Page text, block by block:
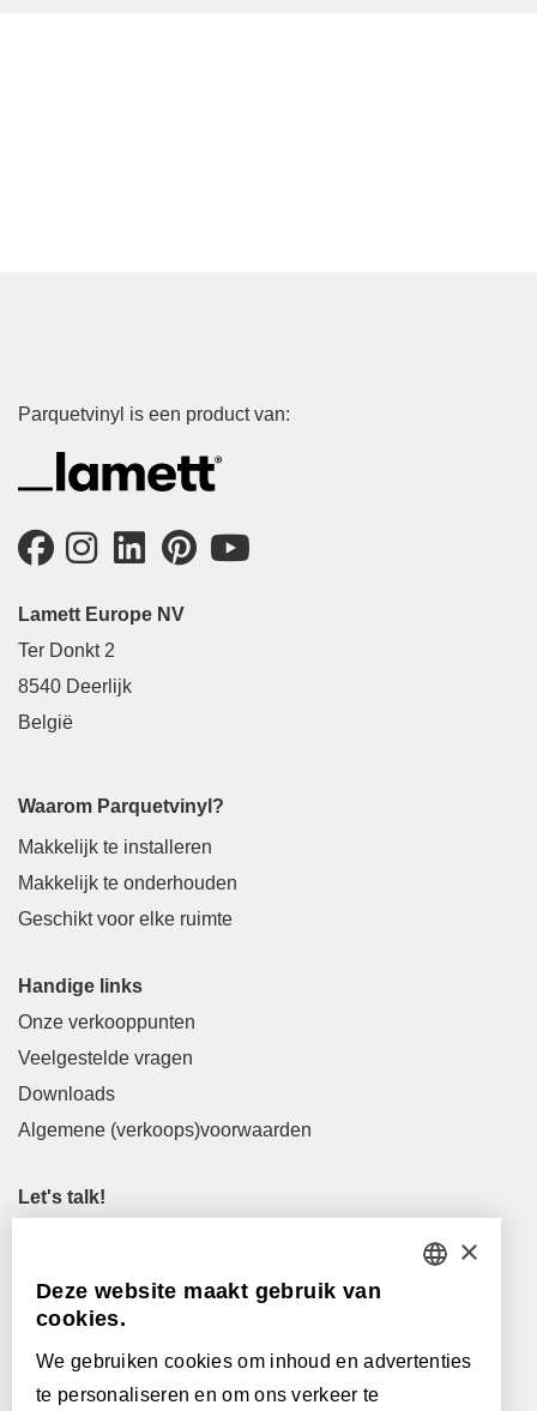
Parquetvinyl is een product van:
Lamett Europe NV
Ter Donkt 2
8540 Deerlijk
België
Waarom Parquetvinyl?
Makkelijk te installeren
Makkelijk te onderhouden
Geschikt voor elke ruimte
Handige links
Onze verkooppunten
Veelgestelde vragen
Downloads
Algemene (verkoops)voorwaarden
Let's talk!
Let's meet!
Maak een afspraak in onze showroom
Onze verkooppunten
×
Deze website maakt gebruik van
cookies.
We gebruiken cookies om inhoud en advertenties
te personaliseren en om ons verkeer te